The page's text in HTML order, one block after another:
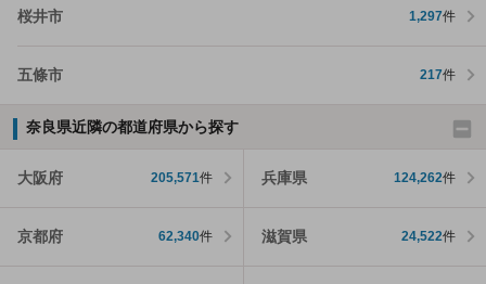
桜井市 1,297件
五條市 217件
奈良県近隣の都道府県から探す
大阪府 205,571件 兵庫県 124,262件
京都府 62,340件 滋賀県 24,522件